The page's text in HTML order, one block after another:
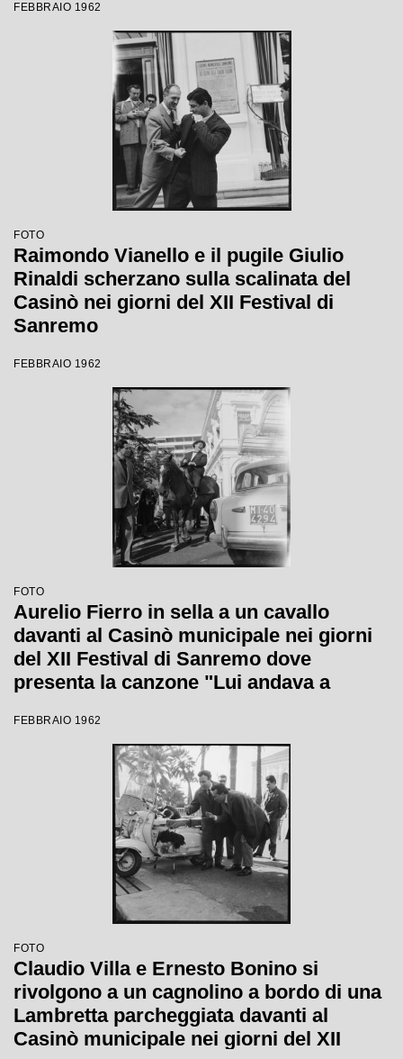
FEBBRAIO 1962
FOTO
Raimondo Vianello e il pugile Giulio
Rinaldi scherzano sulla scalinata del
Casinò nei giorni del XII Festival di
Sanremo
FEBBRAIO 1962
FOTO
Aurelio Fierro in sella a un cavallo
davanti al Casinò municipale nei giorni
del XII Festival di Sanremo dove
presenta la canzone "Lui andava a
FEBBRAIO 1962
FOTO
Claudio Villa e Ernesto Bonino si
rivolgono a un cagnolino a bordo di una
Lambretta parcheggiata davanti al
Casinò municipale nei giorni del XII